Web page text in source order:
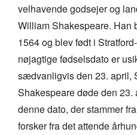
velhavende godsejer og
William Shakespeare. Han
1564 og blev født i
nøjagtige fødselsdato er
sædvanligvis den 23. april,
Shakespeare døde den 23.
denne dato, der stammer
forsker fra det attende